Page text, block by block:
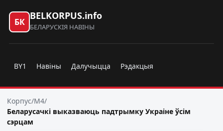
БК
BELKORPUS.info
БЕЛАРУСКІЯ НАВІНЫ
BY1 Навіны Далучыцца Рэдакцыя
Корпус/M4/
Беларусачкі выказваюць падтрымку Украіне ўсім
сэрцам